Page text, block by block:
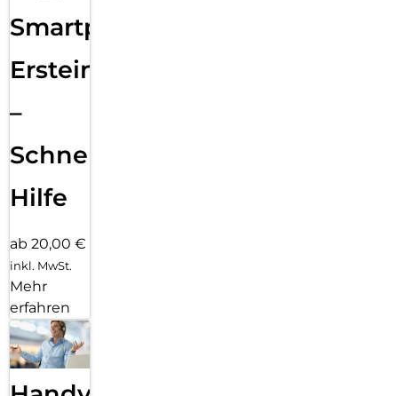
Smartphone
Ersteinrichtung
–
Schnelle
Hilfe
ab 20,00 €
inkl. MwSt.
Mehr
erfahren